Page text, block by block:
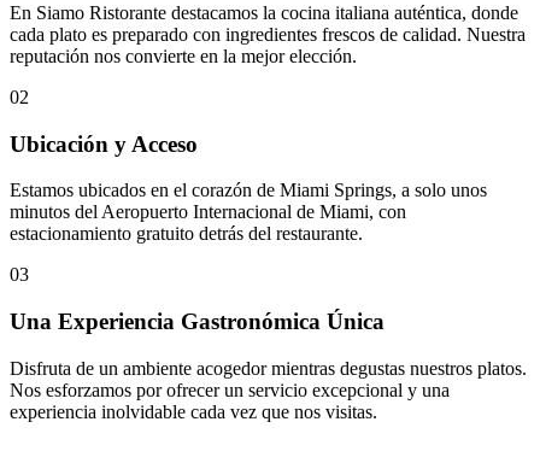
En Siamo Ristorante destacamos la cocina italiana auténtica, donde
cada plato es preparado con ingredientes frescos de calidad. Nuestra
reputación nos convierte en la mejor elección.
02
Ubicación y Acceso
Estamos ubicados en el corazón de Miami Springs, a solo unos
minutos del Aeropuerto Internacional de Miami, con
estacionamiento gratuito detrás del restaurante.
03
Una Experiencia Gastronómica Única
Disfruta de un ambiente acogedor mientras degustas nuestros platos.
Nos esforzamos por ofrecer un servicio excepcional y una
experiencia inolvidable cada vez que nos visitas.